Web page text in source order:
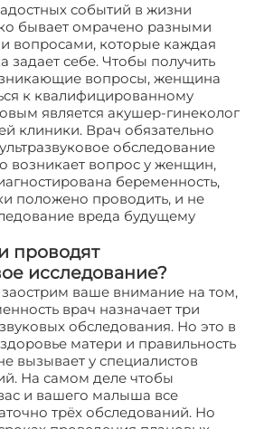
событий в жизни
бывает омрачено разными
вопросами, которые каждая
задает себе. Чтобы получить
вопросы, женщина
к квалифицированному
является акушер-гинеколог
клиники. Врач обязательно
обследование
возникает вопрос у женщин,
беременность,
положено проводить, и не
вреда будущему
проводят
исследование?
ваше внимание на том,
врач назначает три
обследования. Но это в
матери и правильность
вызывает у специалистов
На самом деле чтобы
и вашего малыша все
трёх обследований. Но